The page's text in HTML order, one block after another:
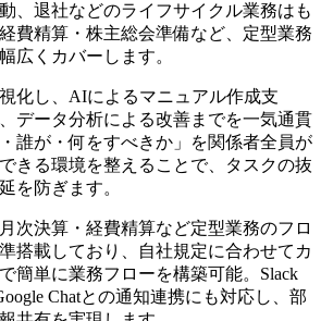
、退社などのライフサイクル業務はも
費精算・株主総会準備など、定型業務
広くカバーします。
化し、AIによるマニュアル作成支
データ分析による改善までを一気通貫
誰が・何をすべきか」を関係者全員が
きる環境を整えることで、タスクの抜
を防ぎます。
次決算・経費精算など定型業務のフロ
搭載しており、自社規定に合わせてカ
簡単に業務フローを構築可能。Slack
Chatとの通知連携にも対応し、部